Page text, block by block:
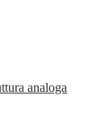
analoga